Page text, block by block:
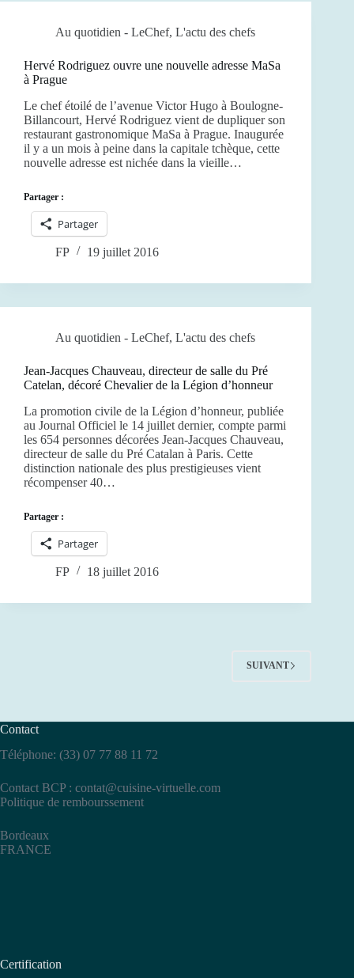
Au quotidien - LeChef, L'actu des chefs
Hervé Rodriguez ouvre une nouvelle adresse MaSa
à Prague
Le chef étoilé de l’avenue Victor Hugo à Boulogne-
Billancourt, Hervé Rodriguez vient de dupliquer son
restaurant gastronomique MaSa à Prague. Inaugurée
il y a un mois à peine dans la capitale tchèque, cette
nouvelle adresse est nichée dans la vieille…
Partager :
Partager
FP 19 juillet 2016
Au quotidien - LeChef, L'actu des chefs
Jean-Jacques Chauveau, directeur de salle du Pré
Catelan, décoré Chevalier de la Légion d’honneur
La promotion civile de la Légion d’honneur, publiée
au Journal Officiel le 14 juillet dernier, compte parmi
les 654 personnes décorées Jean-Jacques Chauveau,
directeur de salle du Pré Catalan à Paris. Cette
distinction nationale des plus prestigieuses vient
récompenser 40…
Partager :
Partager
FP 18 juillet 2016
SUIVANT
Contact
Téléphone: (33) 07 77 88 11 72
Contact BCP : contat@cuisine-virtuelle.com
Politique de rembourssement
Bordeaux
FRANCE
Certification